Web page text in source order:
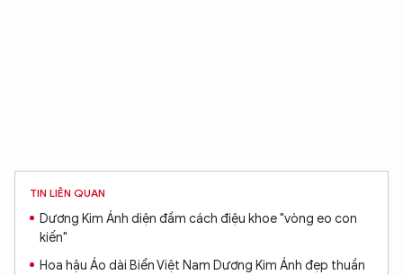
TIN LIÊN QUAN
Dương Kim Ánh diện đầm cách điệu khoe "vòng eo con
kiến"
Hoa hậu Áo dài Biển Việt Nam Dương Kim Ánh đẹp thuần